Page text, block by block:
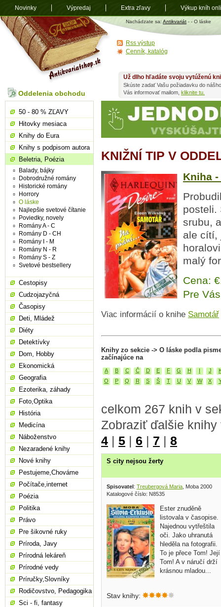
Antikvariát
shop.sk
Nachádzate sa: Antikvariát - - O láske
KNIŽNÍ TIP V
Kniha
posteli.
srubu,
ale cítí,
malý
Cena:
Pre
Viac informácií o knihe Samotář
Knihy zo sekcie -> O láske podla
začínajúce na
A B C Č D E F G H I J
O
P Q R S Š T U V W X
celkom 267 knih v
Zobraziť ďalšie
4 | 5 | 6 | 7 | 8
S city nejsou žerty
Spisovatel: Treubergová Maria , Moba 2000
Katalogové číslo: N8535
Ester znuděně
listovala v časopise.
Najednou vytřeštila
oči. Jako uhranutá
hleděla na fotografii.
To je přece Tom! Její
Tom! A v náručí drží
krásnou mladou...
Stav knihy:
Už dlho hľadáte svoju vytúženú
Skúste zadať Vašu požiadavku do
Vás informovať mailom, kliknite tu.
Oddelenia obchodu
50 - 80 % ZĽAVY
Hitovky mesiaca
Knihy do Eura
Knihy s podpisom autora
Beletria, Poézia
Balady, bájky
Dobrodružné romány
Historické romány
Horrory
O láske
Najlepšie svetové čítanie
Poviedky, novely
Romány A - C
Romány D - CH
Romány I - M
Romány N - R
Romány S - Z
Svetové bestsellery
Cestopisy
Cudzojazyčná
Časopisy
Deti, Mládež
Diéty
Detektívky
Dom, Hobby
Ekonomická
Geografia
Ezoterika, záhady
Foto,Optika
História
Medicína
Náboženstvo
Nezaradené knihy
Nové knihy
Pestujeme,Chováme
Počítače,internet
Poézia
Politika
Právo
Pre šikovné ruky
Príroda, Javy
Prírodná lekáreň
Prírodné vedy
Príručky,Slovníky
Rodičovstvo, Pedagogika
Sci - fi, fantasy
Rss výstup
Cenník, katalóg
Novinky Výpredaj Extra zľavy Výkup kníh